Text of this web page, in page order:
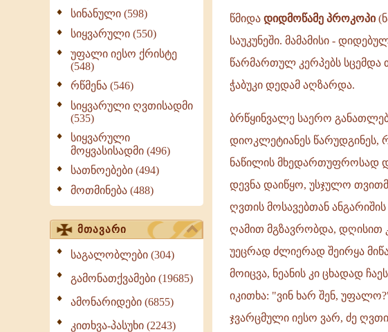
სინანული (598)
სიყვარული (550)
უფალი იესო ქრისტე
(548)
რწმენა (546)
სიყვარული ღვთისადმი
(535)
სიყვარული
მოყვასისადმი (496)
სათნოებები (494)
მოთმინება (488)
მთავარი
საგალობლები (304)
გამონათქვამები (19685)
ამონარიდები (6855)
კითხვა-პასუხი (2243)
წმიდა დიდმოწამე პროკოპი
საუკუნეში. მამამისი -
წარმართულ კერპებს სცემდა
ჭაბუკი დედამ აღზარდა.
ბრწყინვალე საერო
დიოკლეტიანეს წარუდგინეს,
ნაწილის მხედართუფროსად
დევნა დაიწყო, უსჯულო
ღვთის მოსავებთან
ღამით მგზავრობდა, დღისით
უეცრად ძლიერად შეირყა
მოიცვა, ნეანის კი ცხადად
იკითხა: "ვინ ხარ შენ,
ჯვარცმული იესო ვარ, ძე